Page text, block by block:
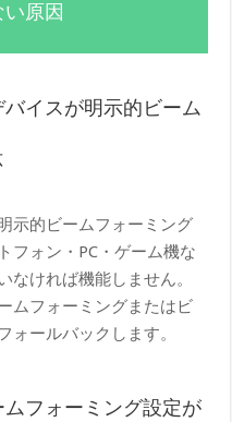
原因
イスが明示的ビーム
示的ビームフォーミング
フォン・PC・ゲーム機な
なければ機能しません。
ムフォーミングまたはビ
ォールバックします。
フォーミング設定が